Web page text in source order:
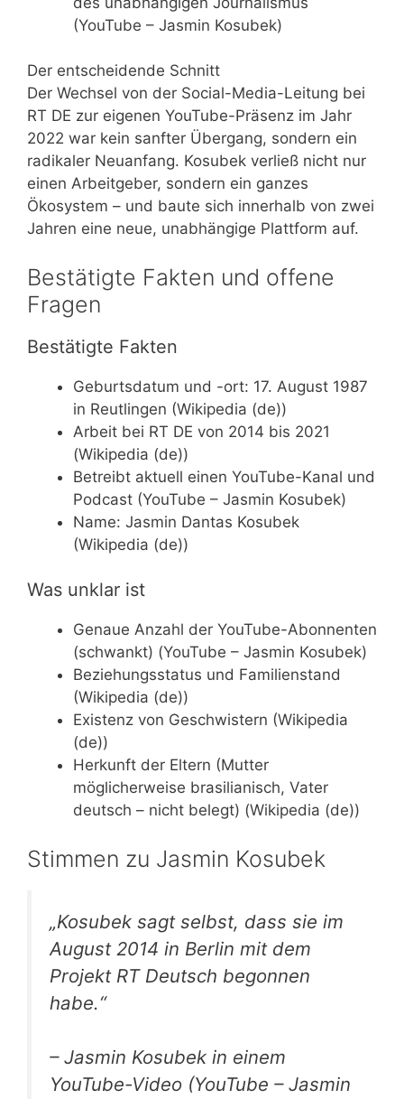
(YouTube – Jasmin Kosubek)
Der entscheidende Schnitt
Der Wechsel von der Social-Media-Leitung bei
RT DE zur eigenen YouTube-Präsenz im Jahr
2022 war kein sanfter Übergang, sondern ein
radikaler Neuanfang. Kosubek verließ nicht nur
einen Arbeitgeber, sondern ein ganzes
Ökosystem – und baute sich innerhalb von zwei
Jahren eine neue, unabhängige Plattform auf.
Bestätigte Fakten und offene
Fragen
Bestätigte Fakten
Geburtsdatum und -ort: 17. August 1987
in Reutlingen (Wikipedia (de))
Arbeit bei RT DE von 2014 bis 2021
(Wikipedia (de))
Betreibt aktuell einen YouTube-Kanal und
Podcast (YouTube – Jasmin Kosubek)
Name: Jasmin Dantas Kosubek
(Wikipedia (de))
Was unklar ist
Genaue Anzahl der YouTube-Abonnenten
(schwankt) (YouTube – Jasmin Kosubek)
Beziehungsstatus und Familienstand
(Wikipedia (de))
Existenz von Geschwistern (Wikipedia
(de))
Herkunft der Eltern (Mutter
möglicherweise brasilianisch, Vater
deutsch – nicht belegt) (Wikipedia (de))
Stimmen zu Jasmin Kosubek
„Kosubek sagt selbst, dass sie im
August 2014 in Berlin mit dem
Projekt RT Deutsch begonnen
habe.“
– Jasmin Kosubek in einem
YouTube-Video (YouTube – Jasmin